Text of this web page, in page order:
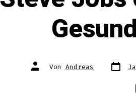
Autor
des Von Andreas Datum
des